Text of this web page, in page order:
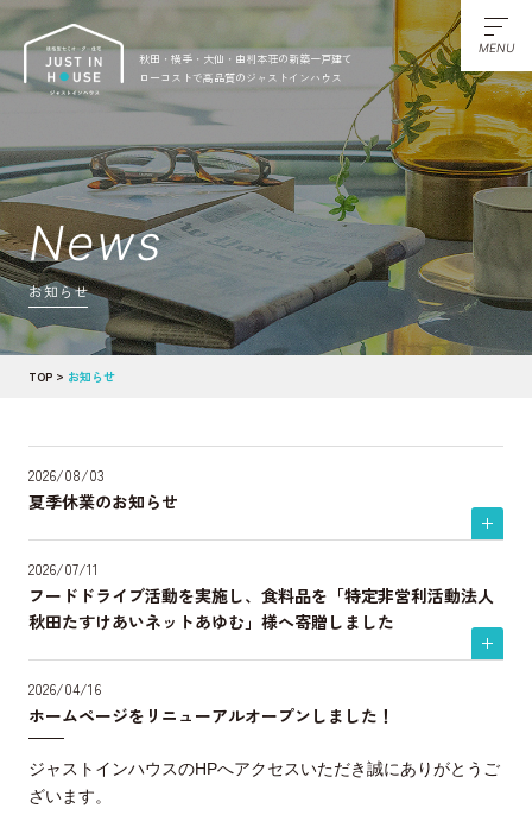
MENU
秋田・横手・大仙・由利本荘の新築一戸建て
ローコストで高品質のジャストインハウス
News
お知らせ
TOP お知らせ
2026/08/03
夏季休業のお知らせ
2026/07/11
フードドライブ活動を実施し、食料品を「特定非営利活動法人
秋田たすけあいネットあゆむ」様へ寄贈しました
2026/04/16
ホームページをリニューアルオープンしました！
ジャストインハウスのHPへアクセスいただき誠にありがとうご
ざいます。